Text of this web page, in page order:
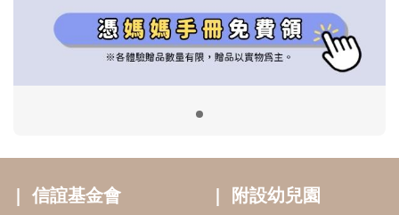
2022信誼年度報告
2023信誼年度報告
2024信誼年度報告
好孕袋
小袋鼠幼師網